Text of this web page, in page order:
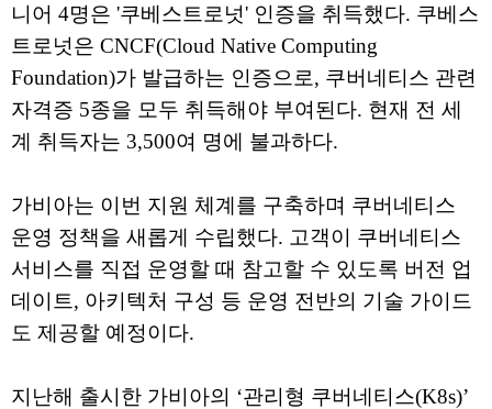
니어 4명은 '쿠베스트로넛' 인증을 취득했다. 쿠베스
트로넛은 CNCF(Cloud Native Computing
Foundation)가 발급하는 인증으로, 쿠버네티스 관련
자격증 5종을 모두 취득해야 부여된다. 현재 전 세
계 취득자는 3,500여 명에 불과하다.
가비아는 이번 지원 체계를 구축하며 쿠버네티스
운영 정책을 새롭게 수립했다. 고객이 쿠버네티스
서비스를 직접 운영할 때 참고할 수 있도록 버전 업
데이트, 아키텍처 구성 등 운영 전반의 기술 가이드
도 제공할 예정이다.
지난해 출시한 가비아의 ‘관리형 쿠버네티스(K8s)’